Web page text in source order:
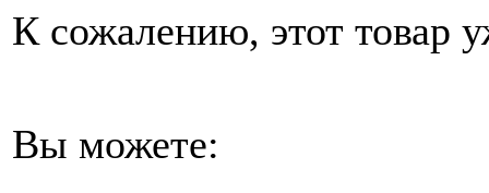
К сожалению, этот товар
Вы можете: